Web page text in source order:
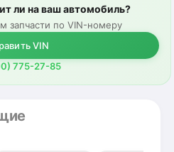
ли на ваш автомобиль?
запчасти по VIN-номеру
VIN
775-27-85